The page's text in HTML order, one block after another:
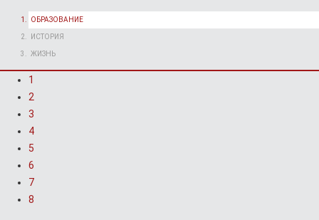
ОБРАЗОВАНИЕ
ИСТОРИЯ
ЖИЗНЬ
1
2
3
4
5
6
7
8